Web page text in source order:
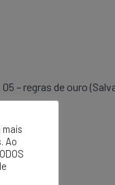
– regras de ouro
Ao